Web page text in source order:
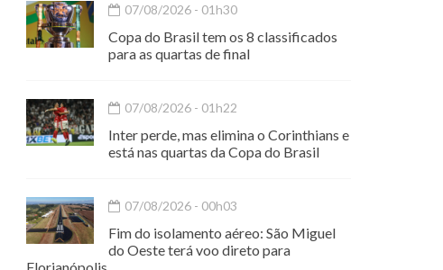
07/08/2026 - 01h30
Copa do Brasil tem os 8 classificados
para as quartas de final
07/08/2026 - 01h22
Inter perde, mas elimina o Corinthians e
está nas quartas da Copa do Brasil
07/08/2026 - 00h03
Fim do isolamento aéreo: São Miguel
do Oeste terá voo direto para